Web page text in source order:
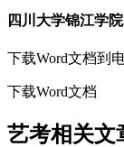
四川大学锦江学
下载Word文档到
下载Word文档
艺考相关文